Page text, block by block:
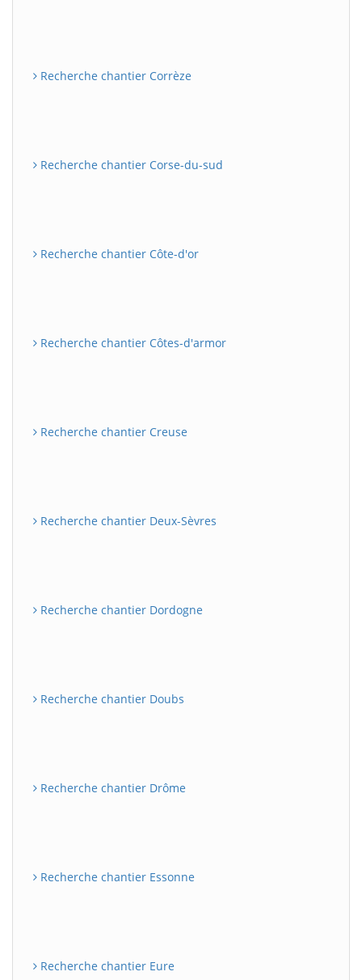
Recherche chantier Corrèze
Recherche chantier Corse-du-sud
Recherche chantier Côte-d'or
Recherche chantier Côtes-d'armor
Recherche chantier Creuse
Recherche chantier Deux-Sèvres
Recherche chantier Dordogne
Recherche chantier Doubs
Recherche chantier Drôme
Recherche chantier Essonne
Recherche chantier Eure